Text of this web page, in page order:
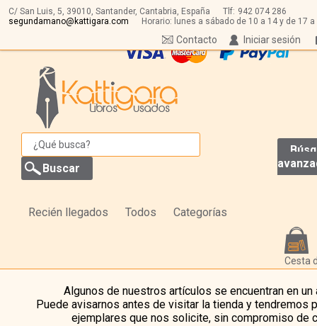
C/ San Luis, 5, 39010, Santander, Cantabria, España Tlf: 942 074 286
segundamano@kattigara.com
Horario: lunes a sábado de 10 a 14 y de 17 a
Iniciar sesión
Contacto
Recién llegados Todos Categorías
Cesta
Algunos de nuestros artículos se encuentran en un
Puede avisarnos antes de visitar la tienda y tendremos
ejemplares que nos solicite, sin compromiso de